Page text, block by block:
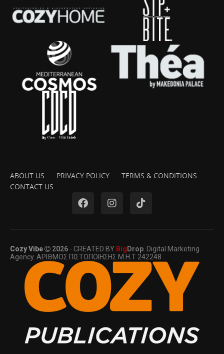
ABOUT US PRIVACY POLICY
TERMS & CONDITIONS
CONTACT US
Cozy Vibe 2026 - CREATED BY Big Drop . Digital Marketing
Agency. ΑΡΙΘΜΟΣ ΠΙΣΤΟΠΟΙΗΣΗΣ Μ.Η.Τ 242248